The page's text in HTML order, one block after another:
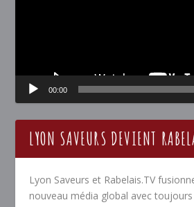
00:00
LYON SAVEURS DEVIENT
Lyon Saveurs et Rabelais.TV
nouveau média global avec